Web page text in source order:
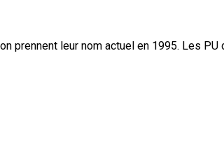
leur nom actuel en 1995. Les PU